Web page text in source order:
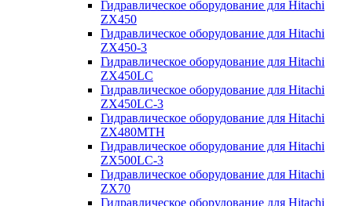
Гидравлическое оборудование для Hitachi
ZX450
Гидравлическое оборудование для Hitachi
ZX450-3
Гидравлическое оборудование для Hitachi
ZX450LC
Гидравлическое оборудование для Hitachi
ZX450LC-3
Гидравлическое оборудование для Hitachi
ZX480MTH
Гидравлическое оборудование для Hitachi
ZX500LC-3
Гидравлическое оборудование для Hitachi
ZX70
Гидравлическое оборудование для Hitachi